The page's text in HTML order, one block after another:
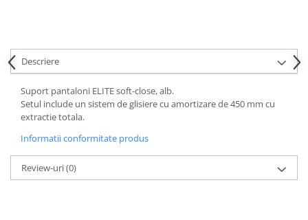
Descriere
Suport pantaloni ELITE soft-close, alb.
Setul include un sistem de glisiere cu amortizare de 450 mm cu
extractie totala.
Informatii conformitate produs
Review-uri(0)